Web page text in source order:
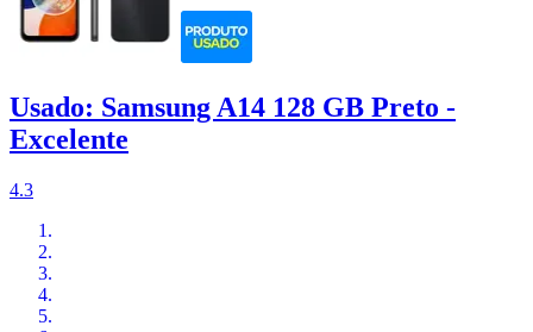
Usado: Samsung A14 128 GB Preto -
Excelente
4.3